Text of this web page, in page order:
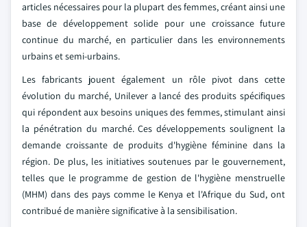
articles nécessaires pour la plupart des femmes, créant ainsi une
base de développement solide pour une croissance future
continue du marché, en particulier dans les environnements
urbains et semi-urbains.
Les fabricants jouent également un rôle pivot dans cette
évolution du marché, Unilever a lancé des produits spécifiques
qui répondent aux besoins uniques des femmes, stimulant ainsi
la pénétration du marché. Ces développements soulignent la
demande croissante de produits d'hygiène féminine dans la
région. De plus, les initiatives soutenues par le gouvernement,
telles que le programme de gestion de l'hygiène menstruelle
(MHM) dans des pays comme le Kenya et l'Afrique du Sud, ont
contribué de manière significative à la sensibilisation.